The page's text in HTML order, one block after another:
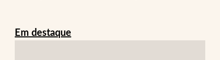
Em destaque